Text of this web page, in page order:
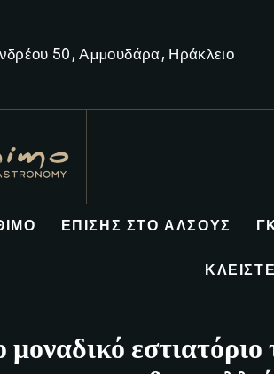
50, Αμμουδάρα, Ηράκλειο
ΕΠΊΣΗΣ ΣΤΟ ΆΛΣΟΥΣ
μοναδικό